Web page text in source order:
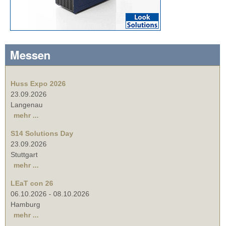
Messen
Huss Expo 2026
23.09.2026
Langenau
mehr ...
S14 Solutions Day
23.09.2026
Stuttgart
mehr ...
LEaT con 26
06.10.2026 - 08.10.2026
Hamburg
mehr ...